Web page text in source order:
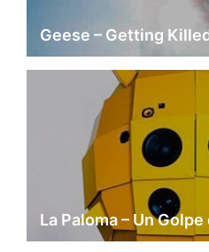
Geese – Getting
La Paloma – Un